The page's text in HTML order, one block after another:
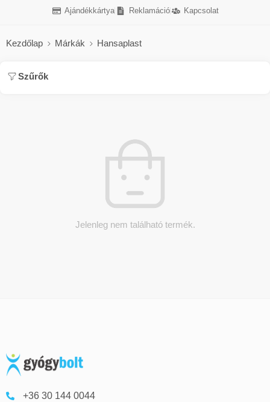
Ajándékkártya Reklamáció Kapcsolat
Kezdőlap Márkák Hansaplast
Szűrők
Jelenleg nem található termék.
+36 30 144 0044